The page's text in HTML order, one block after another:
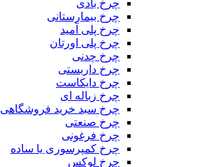
چرخ بادی
چرخ بیمارستانی
چرخ پلی آمید
چرخ پلی اورتان
چرخ چدنی
چرخ داربستی
چرخ دایکاست
چرخ زباله ای
چرخ سبد خرید فروشگاهی
چرخ صنعتی
چرخ فرغونی
چرخ کمپرسوری یا ساده
چرخ لوکس